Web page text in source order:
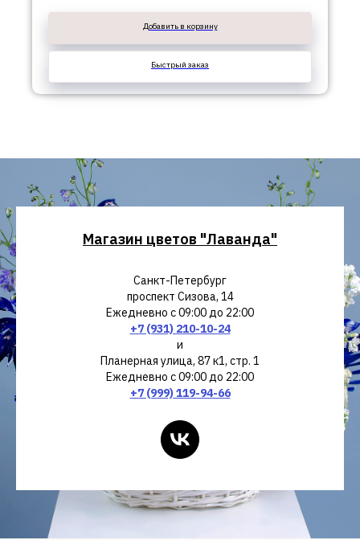
Добавить в корзину
Быстрый заказ
Магазин цветов "Лаванда"
Санкт-Петербург
проспект Сизова, 14
Ежедневно с 09:00 до 22:00
+7 (931) 210-10-24
и
Планерная улица, 87 к1, стр. 1
Ежедневно с 09:00 до 22:00
+7 (999) 119-94-66